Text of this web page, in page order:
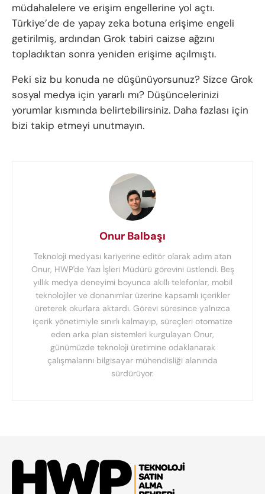
müdahalelere ve erişim engellerine yol açtı.
Türkiye’de de yapay zeka botuna erişime engeli
getirilmiş, ardından Grok tabiri caizse ağzını
topladıktan sonra yeniden erişime açılmıştı.
Peki siz bu konuda ne düşünüyorsunuz? Sizce Grok
sosyal medya için yararlı mı? Düşüncelerinizi
yorumlar kısmında belirtebilirsiniz. Daha fazlası için
bizi takip etmeyi unutmayın.
Onur Balbaşı
Teknoloji medyası kariyerine editör olarak adım atan
Onur, HWP'de Yazı İşleri Müdürü görevini üstlendi. Beş
yıllık medya deneyimi boyunca akıllı telefonlar, mobil
teknolojiler ve donanımlar üzerine kapsamlı içerikler
üreterek okurlara aktardı. Görevi süresince yalnızca
içerik yönetimiyle sınırlı kalmayıp, süreçleri otomatize
eden arka plan sistemleri kurgulayan Onur,
günümüzde teknoloji üretimine odaklanarak
çalışmalarını bilgisayar mühendisliği alanında
sürdürüyor.